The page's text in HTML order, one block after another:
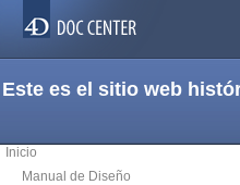
Este es el sitio web
Inicio
Manual de Diseño